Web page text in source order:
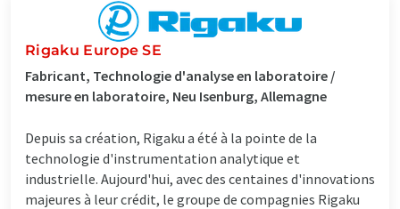
Rigaku Europe SE
Fabricant, Technologie d'analyse en laboratoire /
mesure en laboratoire, Neu Isenburg, Allemagne
Depuis sa création, Rigaku a été à la pointe de la
technologie d'instrumentation analytique et
industrielle. Aujourd'hui, avec des centaines d'innovations
majeures à leur crédit, le groupe de compagnies Rigaku